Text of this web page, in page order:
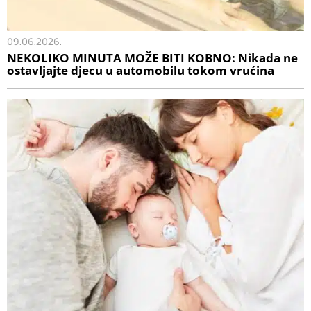
09.06.2026.
NEKOLIKO MINUTA MOŽE BITI KOBNO: Nikada ne
ostavljajte djecu u automobilu tokom vrućina